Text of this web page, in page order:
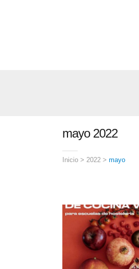
mayo 2022
Inicio > 2022 > mayo